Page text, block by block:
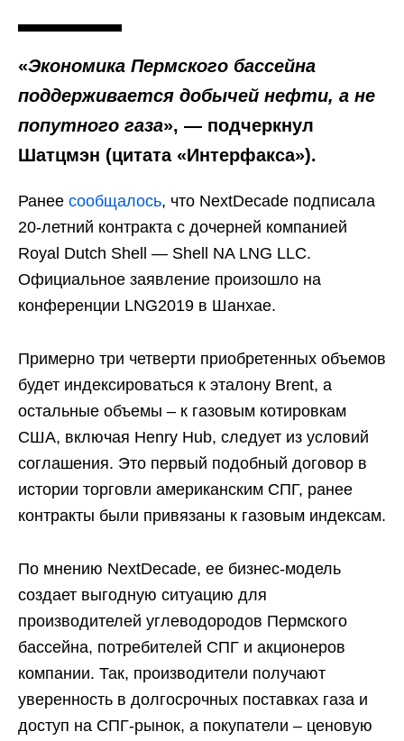
«Экономика Пермского бассейна
поддерживается добычей нефти, а не
попутного газа», — подчеркнул
Шатцмэн (цитата «Интерфакса»).
Ранее сообщалось, что NextDecade подписала
20-летний контракта с дочерней компанией
Royal Dutch Shell — Shell NA LNG LLC.
Официальное заявление произошло на
конференции LNG2019 в Шанхае.
Примерно три четверти приобретенных объемов
будет индексироваться к эталону Brent, а
остальные объемы – к газовым котировкам
США, включая Henry Hub, следует из условий
соглашения. Это первый подобный договор в
истории торговли американским СПГ, ранее
контракты были привязаны к газовым индексам.
По мнению NextDecade, ее бизнес-модель
создает выгодную ситуацию для
производителей углеводородов Пермского
бассейна, потребителей СПГ и акционеров
компании. Так, производители получают
уверенность в долгосрочных поставках газа и
доступ на СПГ-рынок, а покупатели – ценовую